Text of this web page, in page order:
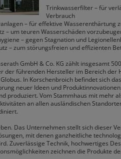
Trinkwasserfilter – für
Verbrauch
– für effektive Wasserenthärtung
– um teuren Wasserschäden
– gegen Stagnation und
– zum störungsfreien und effizienten
GmbH & Co. KG zählt insgesamt
der führenden Hersteller im Bereich der
In Korschenbroich befindet sich
neuer Ideen und
produziert. Vom Stammhaus mit mehr
an allen ausländischen
Das Unternehmen stellt sich dieser
mit denen ganzheitliche
Zuverlässige Technik, hochwertiges
zeichnen die Produkte